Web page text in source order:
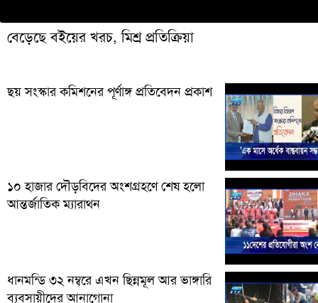
বেড়েছে বইয়ের খরচ, মিশ্র প্রতিক্রিয়া
ছয় সংস্কার কমিশনের পূর্ণাঙ্গ প্রতিবেদন প্রকাশ
১০ হাজার দৌড়বিদের অংশগ্রহণে শেষ হলো
আন্তর্জাতিক ম্যারাথন
ধানমন্ডি ৩২ নম্বরে এখন ছিন্নমূল আর ভাঙ্গারি
ব্যবসায়ীদের আনাগোনা